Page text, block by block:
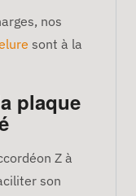
nos
sont à la
plaque
Z à
son